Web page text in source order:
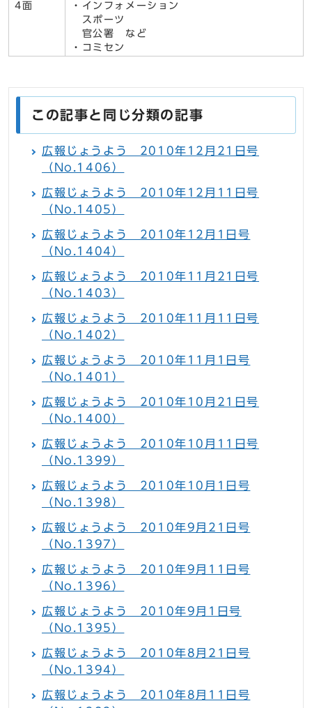
4面
・インフォメーション
スポーツ
官公署 など
・コミセン
この記事と同じ分類の記事
広報じょうよう 2010年12月21日号
（No.1406）
広報じょうよう 2010年12月11日号
（No.1405）
広報じょうよう 2010年12月1日号
（No.1404）
広報じょうよう 2010年11月21日号
（No.1403）
広報じょうよう 2010年11月11日号
（No.1402）
広報じょうよう 2010年11月1日号
（No.1401）
広報じょうよう 2010年10月21日号
（No.1400）
広報じょうよう 2010年10月11日号
（No.1399）
広報じょうよう 2010年10月1日号
（No.1398）
広報じょうよう 2010年9月21日号
（No.1397）
広報じょうよう 2010年9月11日号
（No.1396）
広報じょうよう 2010年9月1日号
（No.1395）
広報じょうよう 2010年8月21日号
（No.1394）
広報じょうよう 2010年8月11日号